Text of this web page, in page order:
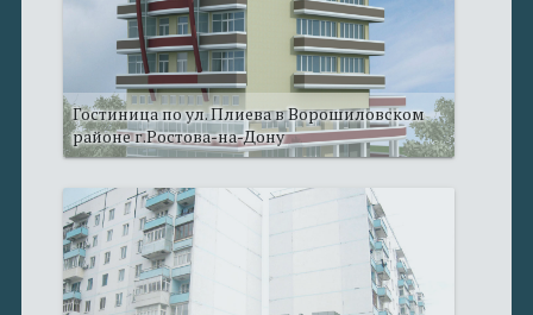
Гостиница по ул. Плиева в Ворошиловском
районе г.Ростова-на-Дону